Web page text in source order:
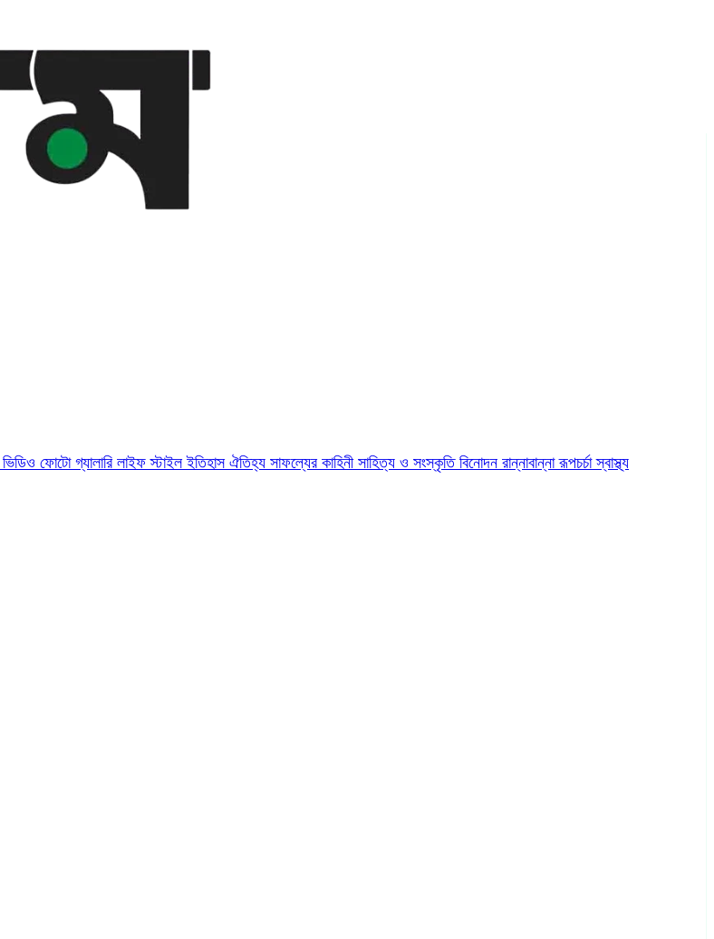
ভিডিও ফোটো গ্যালারি লাইফ স্টাইলইতিহাস ঐতিহ্য সাফল্যের কাহিনী সাহিত্য ও সংস্কৃতি বিনোদন রান্নাবান্নারূপচর্চাস্বাস্থ্য